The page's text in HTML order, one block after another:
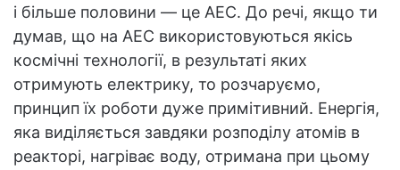
і більше половини — це АЕС. До речі, якщо ти
думав, що на АЕС використовуються якісь
космічні технології, в результаті яких
отримують електрику, то розчаруємо,
принцип їх роботи дуже примітивний. Енергія,
яка виділяється завдяки розподілу атомів в
реакторі, нагріває воду, отримана при цьому